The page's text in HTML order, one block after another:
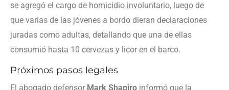
se agregó el cargo de homicidio involuntario, luego de
que varias de las jóvenes a bordo dieran declaraciones
juradas como adultas, detallando que una de ellas
consumió hasta 10 cervezas y licor en el barco.
Próximos pasos legales
El abogado defensor Mark Shapiro informó que la